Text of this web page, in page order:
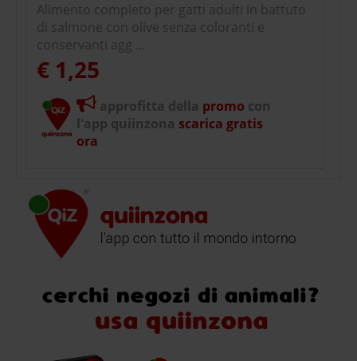
Alimento completo per gatti adulti in battuto
di salmone con olive senza coloranti e
conservanti agg ...
€ 1,25
approfitta della promo con
l'app quiinzona scarica gratis
ora